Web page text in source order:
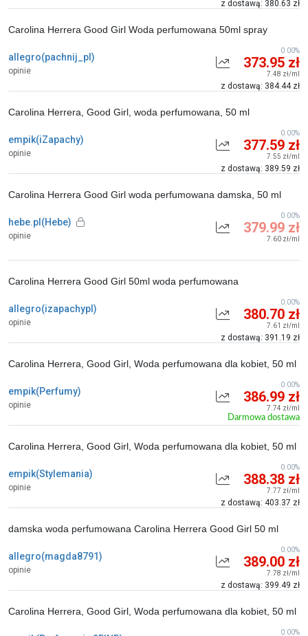
z dostawą: 380.63 zł
allegro(pachnij_pl)
opinie
Carolina Herrera Good Girl Woda perfumowana 50ml spray
373.95 zł
7.48 zł/ml
z dostawą: 384.44 zł
0.00%
empik(iZapachy)
opinie
Carolina Herrera, Good Girl, woda perfumowana, 50 ml
377.59 zł
7.55 zł/ml
z dostawą: 389.59 zł
0.00%
hebe.pl(Hebe)
opinie
Carolina Herrera Good Girl woda perfumowana damska, 50 ml
379.99 zł
7.60 zł/ml
0.00%
allegro(izapachypl)
opinie
Carolina Herrera Good Girl 50ml woda perfumowana
380.70 zł
7.61 zł/ml
z dostawą: 391.19 zł
0.00%
empik(Perfumy)
opinie
Carolina Herrera, Good Girl, Woda perfumowana dla kobiet, 50 ml
386.99 zł
7.74 zł/ml
Darmowa dostawa
0.00%
empik(Stylemania)
opinie
Carolina Herrera, Good Girl, Woda perfumowana dla kobiet, 50 ml
388.38 zł
7.77 zł/ml
z dostawą: 403.37 zł
0.00%
allegro(magda8791)
opinie
damska woda perfumowana Carolina Herrera Good Girl 50 ml
389.00 zł
7.78 zł/ml
z dostawą: 399.49 zł
0.00%
Carolina Herrera, Good Girl, Woda perfumowana dla kobiet, 50 ml
0.00%